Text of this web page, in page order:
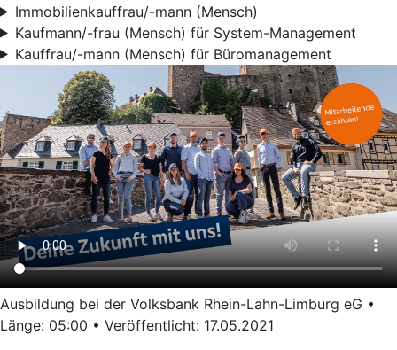
Immobilienkauffrau/-mann (Mensch)
Kaufmann/-frau (Mensch) für System-Management
Kauffrau/-mann (Mensch) für Büromanagement
Ausbildung bei der Volksbank Rhein-Lahn-Limburg eG •
Länge: 05:00 • Veröffentlicht: 17.05.2021